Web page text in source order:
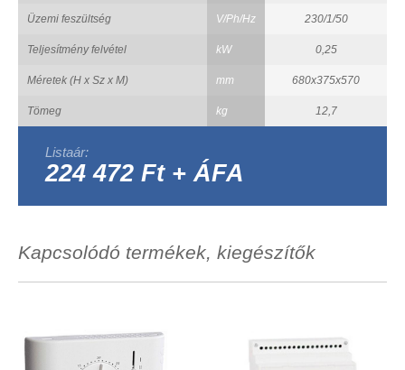
Üzemi feszültség V/Ph/Hz 230/1/50
Teljesítmény felvétel kW 0,25
Méretek (H x Sz x M) mm 680x375x570
Tömeg kg 12,7
Listaár:
224 472 Ft + ÁFA
Kapcsolódó termékek, kiegészítők